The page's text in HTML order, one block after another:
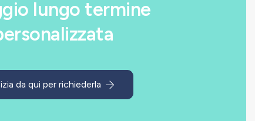
lungo termine
da qui per richiederla